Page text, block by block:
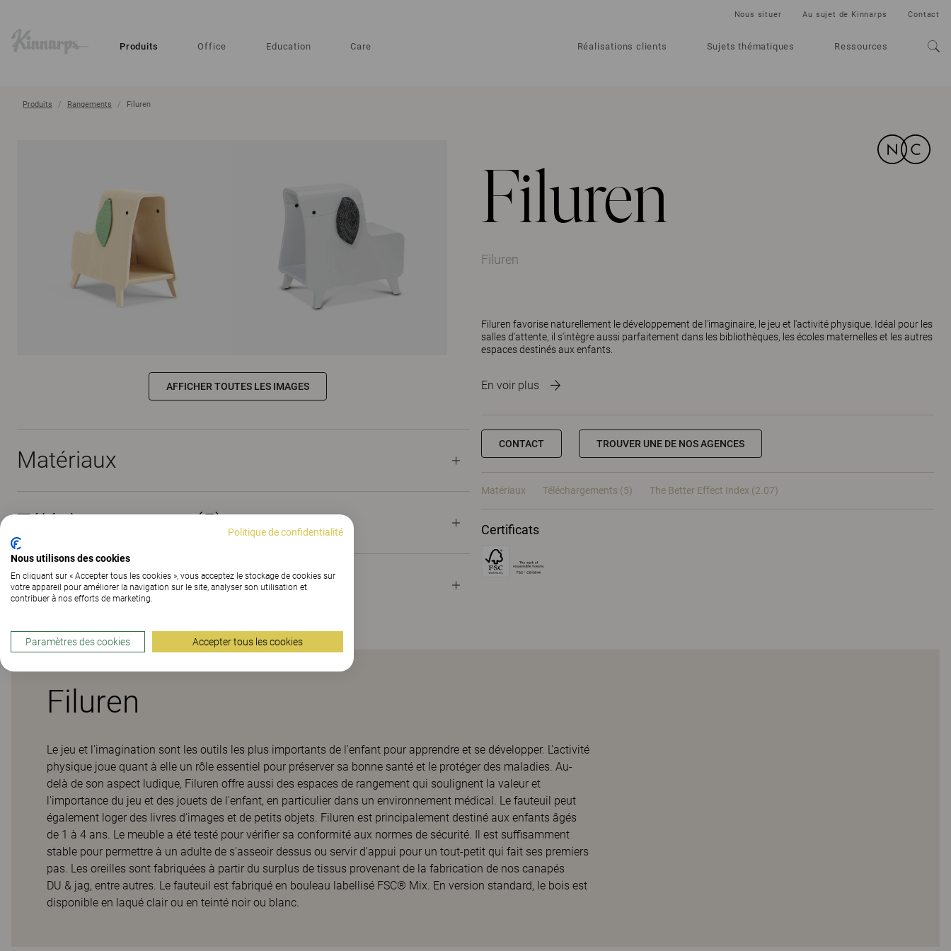
Produits Office Education Care Réalisations clients Sujets thématiques Ressources
Nous situer Au sujet de Kinnarps Contact
Produits Rangements Filuren
Filuren
Filuren
Filuren favorise naturellement le développement de l'imaginaire, le jeu et l'activité physique. Idéal pour les
salles d'attente, il s'intègre aussi parfaitement dans les bibliothèques, les écoles maternelles et les autres
espaces destinés aux enfants.
En voir plus
CONTACT TROUVER UNE DE NOS AGENCES
Matériaux Téléchargements (5) The Better Effect Index (2.07)
Certificats
AFFICHER TOUTES LES IMAGES
Matériaux
Téléchargements (5)
The Better Effect Index (2.07)
Filuren
Le jeu et l'imagination sont les outils les plus importants de l'enfant pour apprendre et se développer. L'activité
physique joue quant à elle un rôle essentiel pour préserver sa bonne santé et le protéger des maladies. Au-
delà de son aspect ludique, Filuren offre aussi des espaces de rangement qui soulignent la valeur et
l'importance du jeu et des jouets de l'enfant, en particulier dans un environnement médical. Le fauteuil peut
également loger des livres d'images et de petits objets. Filuren est principalement destiné aux enfants âgés
de 1 à 4 ans. Le meuble a été testé pour vérifier sa conformité aux normes de sécurité. Il est suffisamment
stable pour permettre à un adulte de s'asseoir dessus ou servir d'appui pour un tout-petit qui fait ses premiers
pas. Les oreilles sont fabriquées à partir du surplus de tissus provenant de la fabrication de nos canapés
DU & jag, entre autres. Le fauteuil est fabriqué en bouleau labellisé FSC® Mix. En version standard, le bois est
disponible en laqué clair ou en teinté noir ou blanc.
Politique de confidentialité
Nous utilisons des cookies
En cliquant sur « Accepter tous les cookies », vous acceptez le stockage de cookies sur
votre appareil pour améliorer la navigation sur le site, analyser son utilisation et
contribuer à nos efforts de marketing.
Paramètres des cookies Accepter tous les cookies